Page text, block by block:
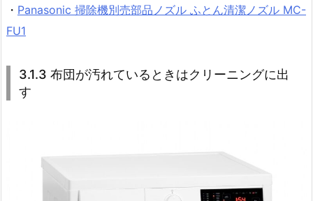
・ Panasonic 掃除機別売部品ノズル ふとん清潔ノズル MC-
FU1
3.1.3 布団が汚れているときはクリーニングに出
す